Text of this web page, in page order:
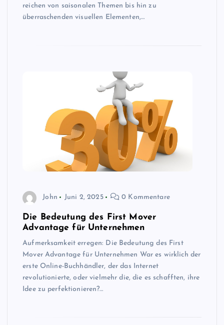
reichen von saisonalen Themen bis hin zu
überraschenden visuellen Elementen,…
John Juni 2, 2025 0 Kommentare
Die Bedeutung des First Mover
Advantage für Unternehmen
Aufmerksamkeit erregen: Die Bedeutung des First
Mover Advantage für Unternehmen War es wirklich der
erste Online-Buchhändler, der das Internet
revolutionierte, oder vielmehr die, die es schafften, ihre
Idee zu perfektionieren?…